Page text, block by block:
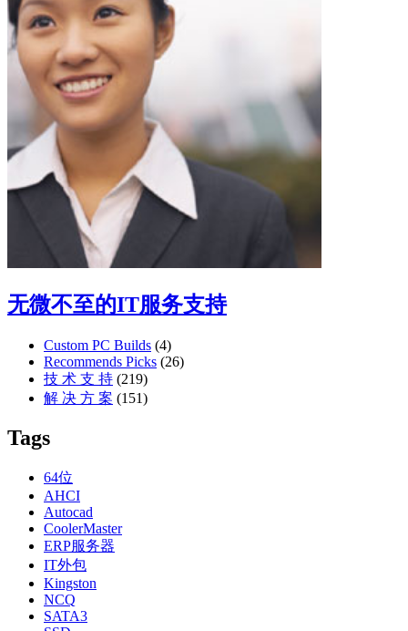
无微不至的IT服务支持
Custom PC Builds (4)
Recommends Picks (26)
技 术 支 持 (219)
解 决 方 案 (151)
Tags
64位
AHCI
Autocad
CoolerMaster
ERP服务器
IT外包
Kingston
NCQ
SATA3